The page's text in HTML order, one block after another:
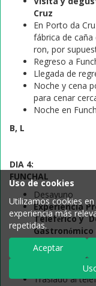
Cruz
En Porto da
fábrica de
ron, por
Regreso a
Llegada de
Noche y cena
para cenar
Noche en
B, L
DIA 4:
FUNCHAL
Desayuno
Experiencia
Teleférico y
Gastronómico
Madeira
Nos
del hotel esta
Traslado al
Uso de cookies
Utilizamos cookies
experiencia más
repetidas.
Aceptar